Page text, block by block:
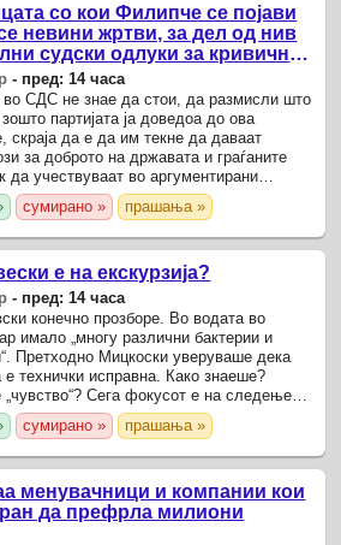
со кои Филипче се појави
невини жртви, за дел од нив
судски одлуки за кривични
- пред: 14 часа
во СДС не знае да стои, да размисли што
партијата ја доведоа до ова
скраја да е да им текне да даваат
за доброто на државата и граѓаните
да учествуваат во аргументирани
сумирано » прашања »
е на екскурзија?
- пред: 14 часа
конечно прозборе. Во водата во
имало „многу различни бактерии и
Претходно Мицкоски уверуваше дека
е технички исправна. Како знаеше?
Сега фокусот е на следење
сумирано » прашања »
менувачници и компании кои
да префрла милиони